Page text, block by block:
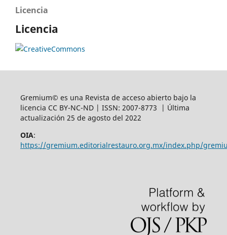
Licencia
Licencia
Gremium© es una Revista de acceso abierto bajo la
licencia CC BY-NC-ND | ISSN: 2007-8773 | Última
actualización 25 de agosto del 2022
OIA:
https://gremium.editorialrestauro.org.mx/index.php/